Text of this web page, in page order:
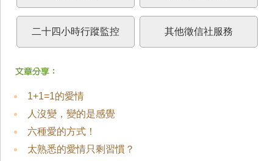
二十四小時行蹤監控 其他徵信社服務
1+1=1的愛情
人沒變，變的是感覺
六種愛的方式！
太熟悉的愛情只剩習慣？